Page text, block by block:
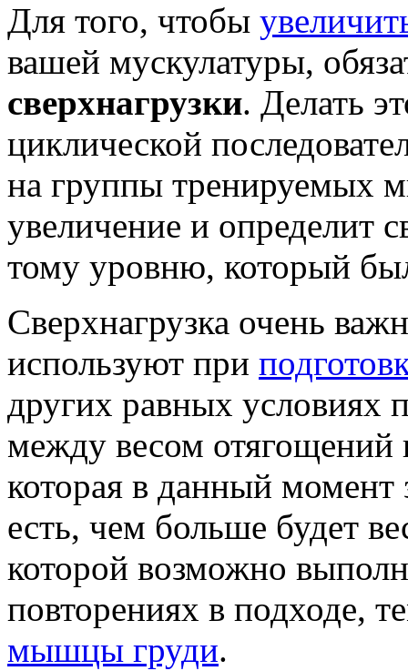
Для того, чтобы
вашей мускулатуры,
сверхнагрузки. Делать
циклической
на группы тренируемых
увеличение и определит
тому уровню, который
Сверхнагрузка очень
используют при
других равных условиях
между весом
которая в данный момент
есть, чем больше будет
которой возможно
повторениях в подходе,
мышцы груди.